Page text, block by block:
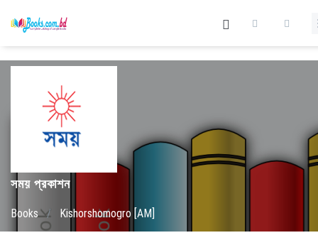
সময় প্রকাশন
Books / Kishorshomogro [AM]